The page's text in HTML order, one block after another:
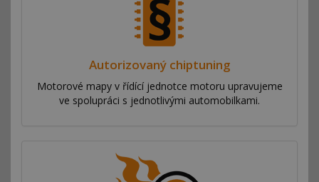
Autorizovaný chiptuning
Motorové mapy v řídící jednotce motoru upravujeme
ve spolupráci s jednotlivými automobilkami.